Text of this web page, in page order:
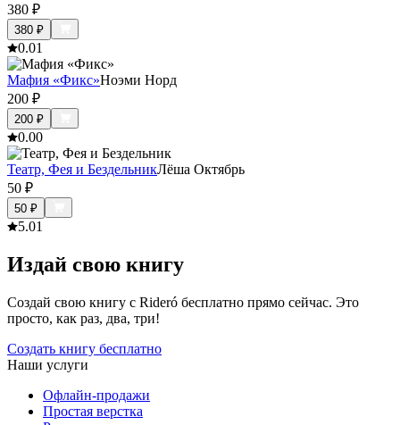
380 ₽
380 ₽
0.01
Мафия «Фикс»Ноэми Норд
200 ₽
200 ₽
0.00
Театр, Фея и БездельникЛёша Октябрь
50 ₽
50 ₽
5.01
Издай свою книгу
Создай свою книгу с Rideró бесплатно прямо сейчас. Это
просто, как раз, два, три!
Создать книгу бесплатно
Наши услуги
Офлайн-продажи
Простая верстка